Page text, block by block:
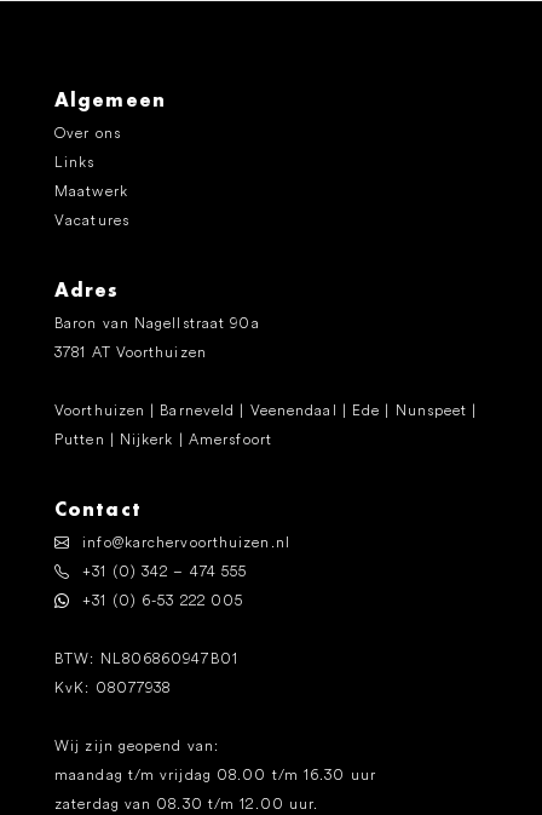
Algemeen
Over ons
Links
Maatwerk
Vacatures
Adres
Baron van Nagellstraat 90a
3781 AT Voorthuizen
Voorthuizen | Barneveld | Veenendaal | Ede | Nunspeet |
Putten | Nijkerk | Amersfoort
Contact
info@karchervoorthuizen.nl
+31 (0) 342 – 474 555
+31 (0) 6-53 222 005
BTW: NL806860947B01
KvK: 08077938
Wij zijn geopend van:
maandag t/m vrijdag 08.00 t/m 16.30 uur
zaterdag van 08.30 t/m 12.00 uur.